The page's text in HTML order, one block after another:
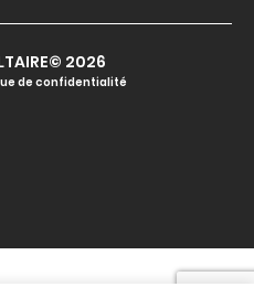
2026
de confidentialité